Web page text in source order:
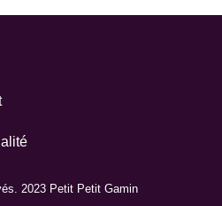
2023 Petit Petit Gamin